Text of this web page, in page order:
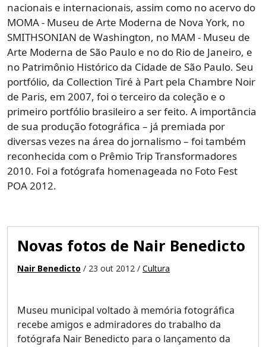
nacionais e internacionais, assim como no acervo do
MOMA - Museu de Arte Moderna de Nova York, no
SMITHSONIAN de Washington, no MAM - Museu de
Arte Moderna de São Paulo e no do Rio de Janeiro, e
no Patrimônio Histórico da Cidade de São Paulo. Seu
portfólio, da Collection Tiré à Part pela Chambre Noir
de Paris, em 2007, foi o terceiro da coleção e o
primeiro portfólio brasileiro a ser feito. A importância
de sua produção fotográfica – já premiada por
diversas vezes na área do jornalismo – foi também
reconhecida com o Prêmio Trip Transformadores
2010. Foi a fotógrafa homenageada no Foto Fest
POA 2012.
Novas fotos de Nair Benedicto
Nair Benedicto / 23 out 2012 / Cultura
Museu municipal voltado à memória fotográfica
recebe amigos e admiradores do trabalho da
fotógrafa Nair Benedicto para o lançamento da